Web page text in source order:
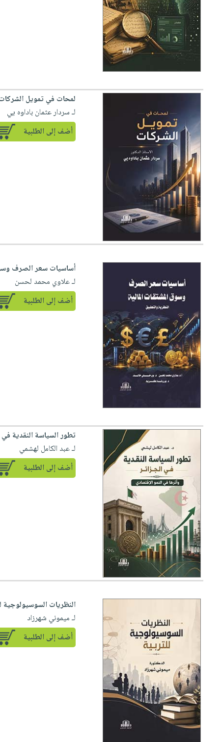
لمحات في تمويل
لـ سردار عثمان باداوه يي
أضف إلى الطلبية
أساسيات سعر الصرف
لـ علاوي محمد لحسن
أضف إلى الطلبية
تطور السياسة النقدية في
لـ عبد الكامل لهشمي
أضف إلى الطلبية
النظريات السوسيولوجية
لـ ميموني شهرزاد
أضف إلى الطلبية